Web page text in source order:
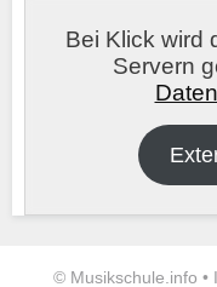
Bei Klick wird
Servern
© Musikschule.info •